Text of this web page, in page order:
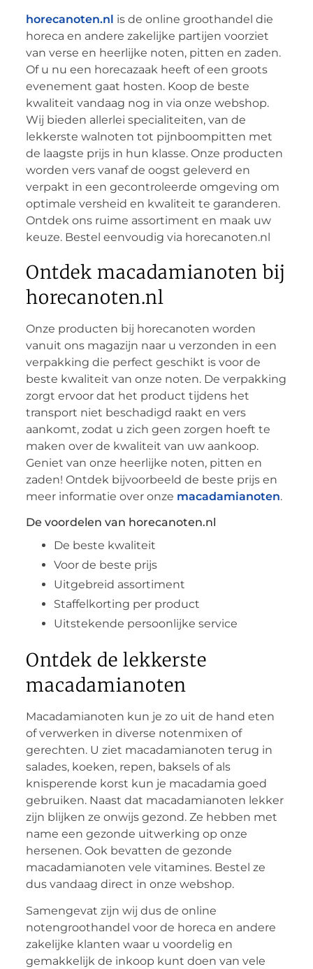
horecanoten.nl is de online groothandel die
horeca en andere zakelijke partijen voorziet
van verse en heerlijke noten, pitten en zaden.
Of u nu een horecazaak heeft of een groots
evenement gaat hosten. Koop de beste
kwaliteit vandaag nog in via onze webshop.
Wij bieden allerlei specialiteiten, van de
lekkerste walnoten tot pijnboompitten met
de laagste prijs in hun klasse. Onze producten
worden vers vanaf de oogst geleverd en
verpakt in een gecontroleerde omgeving om
optimale versheid en kwaliteit te garanderen.
Ontdek ons ruime assortiment en maak uw
keuze. Bestel eenvoudig via horecanoten.nl
Ontdek macadamianoten bij
horecanoten.nl
Onze producten bij horecanoten worden
vanuit ons magazijn naar u verzonden in een
verpakking die perfect geschikt is voor de
beste kwaliteit van onze noten. De verpakking
zorgt ervoor dat het product tijdens het
transport niet beschadigd raakt en vers
aankomt, zodat u zich geen zorgen hoeft te
maken over de kwaliteit van uw aankoop.
Geniet van onze heerlijke noten, pitten en
zaden! Ontdek bijvoorbeeld de beste prijs en
meer informatie over onze macadamianoten.
De voordelen van horecanoten.nl
De beste kwaliteit
Voor de beste prijs
Uitgebreid assortiment
Staffelkorting per product
Uitstekende persoonlijke service
Ontdek de lekkerste
macadamianoten
Macadamianoten kun je zo uit de hand eten
of verwerken in diverse notenmixen of
gerechten. U ziet macadamianoten terug in
salades, koeken, repen, baksels of als
knisperende korst kun je macadamia goed
gebruiken. Naast dat macadamianoten lekker
zijn blijken ze onwijs gezond. Ze hebben met
name een gezonde uitwerking op onze
hersenen. Ook bevatten de gezonde
macadamianoten vele vitamines. Bestel ze
dus vandaag direct in onze webshop.
Samengevat zijn wij dus de online
notengroothandel voor de horeca en andere
zakelijke klanten waar u voordelig en
gemakkelijk de inkoop kunt doen van vele